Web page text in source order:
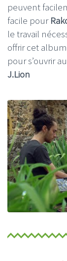
peuvent
facile pour
le travail
offrir cet
pour s’ouvrir
J.Lion